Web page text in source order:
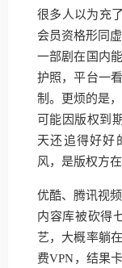
很多人以为充
会员资格形同
一部剧在国内
护照，平台一
制。更烦的是
可能因版权到
天还追得好好
风，是版权方
优酷、腾讯视
内容库被砍得
艺，大概率躺
费VPN，结果